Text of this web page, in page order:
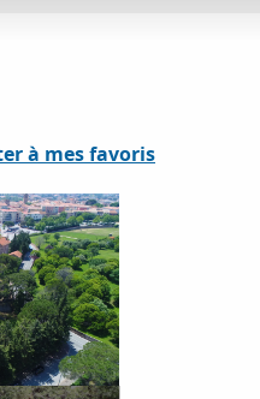
favoris
à mes favoris